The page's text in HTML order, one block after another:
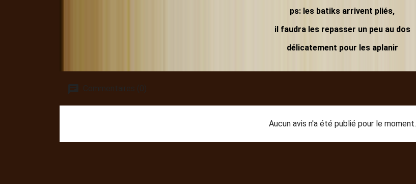
ps: les batiks arrivent pliés,
il faudra les repasser un peu au dos
délicatement pour les aplanir
Commentaires (0)
Aucun avis n'a été publié pour le moment.